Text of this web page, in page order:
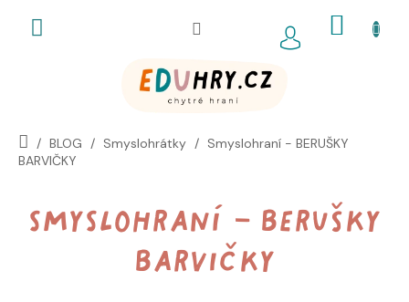
obsah
BLOG Smyslohrátky
Smyslohraní - BERUŠKY
BARVIČKY
Smyslohraní - BERUŠKY
BARVIČKY